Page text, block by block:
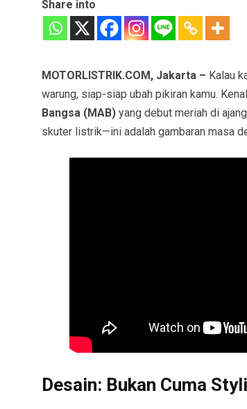
Share into
MOTORLISTRIK.COM, Jakarta – Kalau
warung, siap-siap ubah pikiran kamu.
Bangsa (MAB) yang debut meriah di ajang
skuter listrik—ini adalah gambaran masa
Desain: Bukan Cuma